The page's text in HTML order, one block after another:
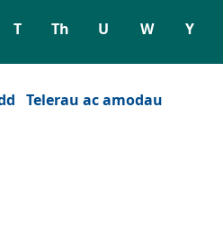
T Th U W Y
Telerau ac amodau